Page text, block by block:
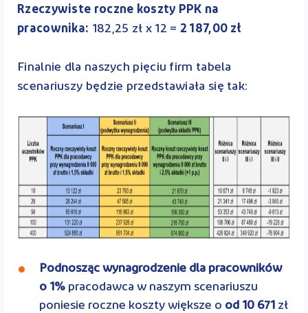
Rzeczywiste roczne koszty PPK na
pracownika: 182,25 zł x 12 = 2 187,00 zł
Finalnie dla naszych pięciu firm tabela
scenariuszy będzie przedstawiała się tak:
Podnosząc wynagrodzenie dla pracowników
o 1% pracodawca w naszym scenariuszu
poniesie roczne koszty większe o od 10 671 zł